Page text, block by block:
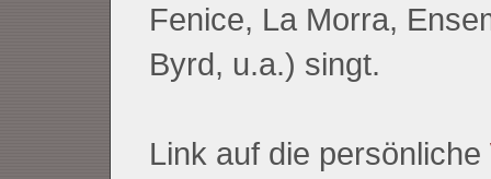
Fenice, La Morra,
Byrd, u.a.) singt.
Link auf die persönliche